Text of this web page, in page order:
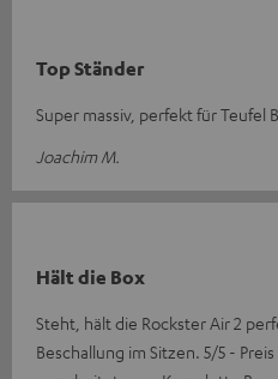
Top Ständer
Super massiv, perfekt für Teufel
Joachim M.
Hält die Box
Steht, hält die Rockster Air 2
Beschallung im Sitzen. 5/5 -